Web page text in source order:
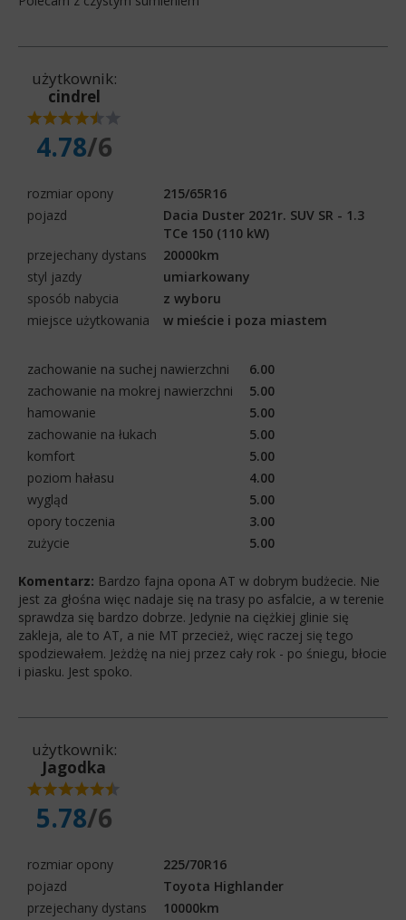
użytkownik:
cindrel
4.78/6
rozmiar opony
215/65R16
pojazd
Dacia Duster 2021r. SUV SR - 1.3
TCe 150 (110 kW)
przejechany dystans
20000km
styl jazdy
umiarkowany
sposób nabycia
z wyboru
miejsce użytkowania
w mieście i poza miastem
zachowanie na suchej nawierzchni
6.00
zachowanie na mokrej nawierzchni
5.00
hamowanie
5.00
zachowanie na łukach
5.00
komfort
5.00
poziom hałasu
4.00
wygląd
5.00
opory toczenia
3.00
zużycie
5.00
Komentarz: Bardzo fajna opona AT w dobrym budżecie. Nie
jest za głośna więc nadaje się na trasy po asfalcie, a w terenie
sprawdza się bardzo dobrze. Jedynie na ciężkiej glinie się
zakleja, ale to AT, a nie MT przecież, więc raczej się tego
spodziewałem. Jeżdżę na niej przez cały rok - po śniegu, błocie
i piasku. Jest spoko.
użytkownik:
Jagodka
5.78/6
rozmiar opony
225/70R16
pojazd
Toyota Highlander
przejechany dystans
10000km